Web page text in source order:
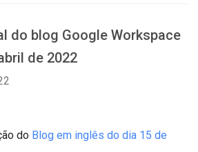
do blog Google Workspace
de 2022
do Blog em inglês do dia 15 de